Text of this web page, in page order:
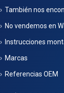
También nos
No vendemos en
Instrucciones
Marcas
Referencias OEM